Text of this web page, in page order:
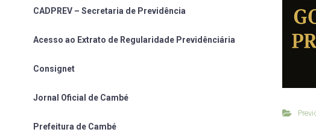
CADPREV – Secretaria de Previdência
Acesso ao Extrato de Regularidade Previdênciária
Consignet
Jornal Oficial de Cambé
Prefeitura de Cambé